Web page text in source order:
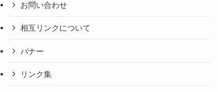
お問い合わせ
相互リンクについて
バナー
リンク集